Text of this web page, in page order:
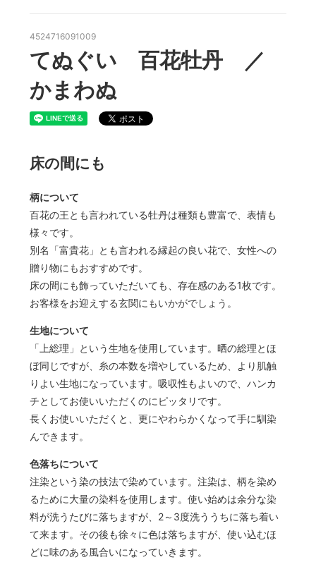
4524716091009
てぬぐい 百花牡丹 ／
かまわぬ
床の間にも
柄について
百花の王とも言われている牡丹は種類も豊富で、表情も
様々です。
別名「富貴花」とも言われる縁起の良い花で、女性への
贈り物にもおすすめです。
床の間にも飾っていただいても、存在感のある1枚です。
お客様をお迎えする玄関にもいかがでしょう。
生地について
「上総理」という生地を使用しています。晒の総理とほ
ぼ同じですが、糸の本数を増やしているため、より肌触
りよい生地になっています。吸収性もよいので、ハンカ
チとしてお使いいただくのにピッタリです。
長くお使いいただくと、更にやわらかくなって手に馴染
んできます。
色落ちについて
注染という染の技法で染めています。注染は、柄を染め
るために大量の染料を使用します。使い始めは余分な染
料が洗うたびに落ちますが、2～3度洗ううちに落ち着い
て来ます。その後も徐々に色は落ちますが、使い込むほ
どに味のある風合いになっていきます。